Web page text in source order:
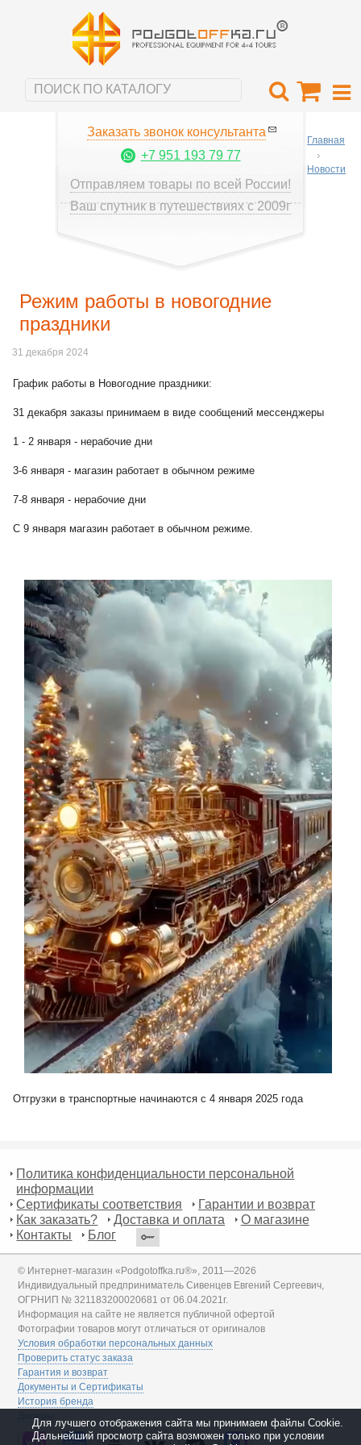
Заказать звонок консультанта
+7 951 193 79 77
Отправляем товары по всей России!
Ваш спутник в путешествиях с 2009г
Главная
Новости
Режим работы в новогодние
праздники
31 декабря 2024
График работы в Новогодние праздники:
31 декабря заказы принимаем в виде сообщений мессенджеры
1 - 2 января - нерабочие дни
3-6 января - магазин работает в обычном режиме
7-8 января - нерабочие дни
С 9 января магазин работает в обычном режиме.
Отгрузки в транспортные начинаются с 4 января 2025 года
Политика конфиденциальности персональной
информации
Сертификаты соответствия
Гарантии и возврат
Как заказать?
Доставка и оплата
О магазине
Контакты
Блог
© Интернет-магазин «Podgotoffka.ru®», 2011—2026
Индивидуальный предприниматель Сивенцев Евгений Сергеевич,
ОГРНИП № 321183200020681 от 06.04.2021г.
Информация на сайте не является публичной офертой
Фотографии товаров могут отличаться от оригиналов
Условия обработки персональных данных
Проверить статус заказа
Гарантия и возврат
Документы и Сертификаты
История бренда
Для лучшего отображения сайта мы принимаем файлы Cookie.
Дальнейший просмотр сайта возможен только при условии